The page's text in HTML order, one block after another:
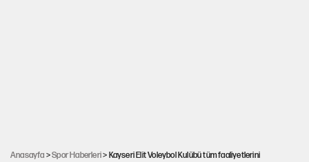
Anasayfa >Spor Haberleri> Kayseri Elit Voleybol Kulübü tüm faaliyetlerini